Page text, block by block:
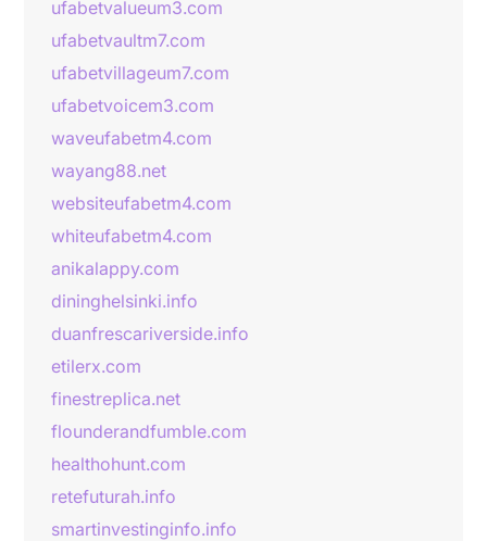
ufabetvalueum3.com
ufabetvaultm7.com
ufabetvillageum7.com
ufabetvoicem3.com
waveufabetm4.com
wayang88.net
websiteufabetm4.com
whiteufabetm4.com
anikalappy.com
dininghelsinki.info
duanfrescariverside.info
etilerx.com
finestreplica.net
flounderandfumble.com
healthohunt.com
retefuturah.info
smartinvestinginfo.info